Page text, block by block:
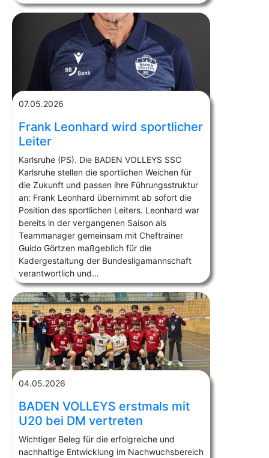
07.05.2026
Frank Leonhard wird sportlicher
Leiter
Karlsruhe (PS). Die BADEN VOLLEYS SSC
Karlsruhe stellen die sportlichen Weichen für
die Zukunft und passen ihre Führungsstruktur
an: Frank Leonhard übernimmt ab sofort die
Position des sportlichen Leiters. Leonhard war
bereits in der vergangenen Saison als
Teammanager gemeinsam mit Cheftrainer
Guido Görtzen maßgeblich für die
Kadergestaltung der Bundesligamannschaft
verantwortlich und…
04.05.2026
BADEN VOLLEYS erstmals mit
U20 bei DM vertreten
Wichtiger Beleg für die erfolgreiche und
nachhaltige Entwicklung im Nachwuchsbereich